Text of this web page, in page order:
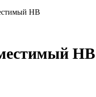
HB
HB